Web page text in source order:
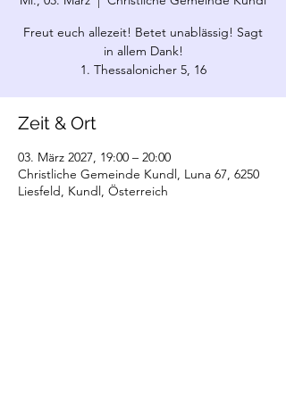
Freut euch allezeit! Betet unablässig! Sagt
in allem Dank!
1. Thessalonicher 5, 16
Zeit & Ort
03. März 2027, 19:00 – 20:00
Christliche Gemeinde Kundl, Luna 67, 6250
Liesfeld, Kundl, Österreich